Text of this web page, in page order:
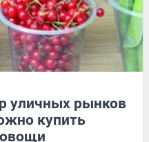
уличных рынков
купить